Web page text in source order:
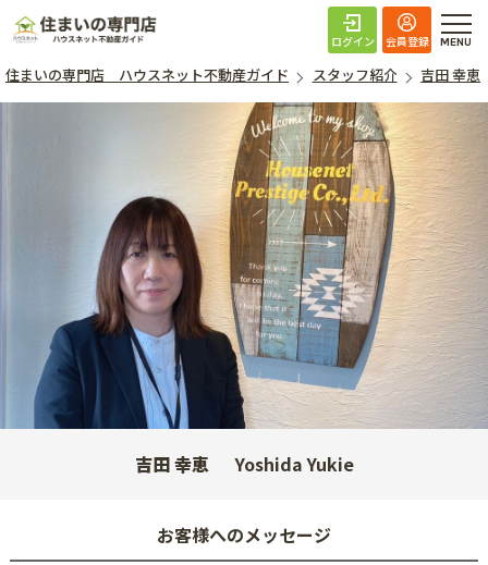
住まいの専門店 ハ
ログイン 会員登録
住まいの専門店 ハウスネット不動産ガイド スタッフ紹介 吉田 幸恵
吉田 幸恵 Yoshida Yukie
お客様へのメッセージ